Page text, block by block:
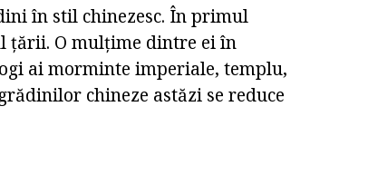
în stil chinezesc. În primul
țării. O mulțime dintre ei în
ai morminte imperiale, templu,
chineze astăzi se reduce